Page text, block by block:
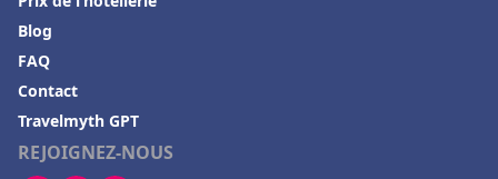
Hôtels à Thannenkirch
Hôtels à Vidauban
Hôtels à Taghazout
Hôtels à Grenoble
REJOIGNEZ-NOUS
Blog
FAQ
Contact
Travelmyth GPT